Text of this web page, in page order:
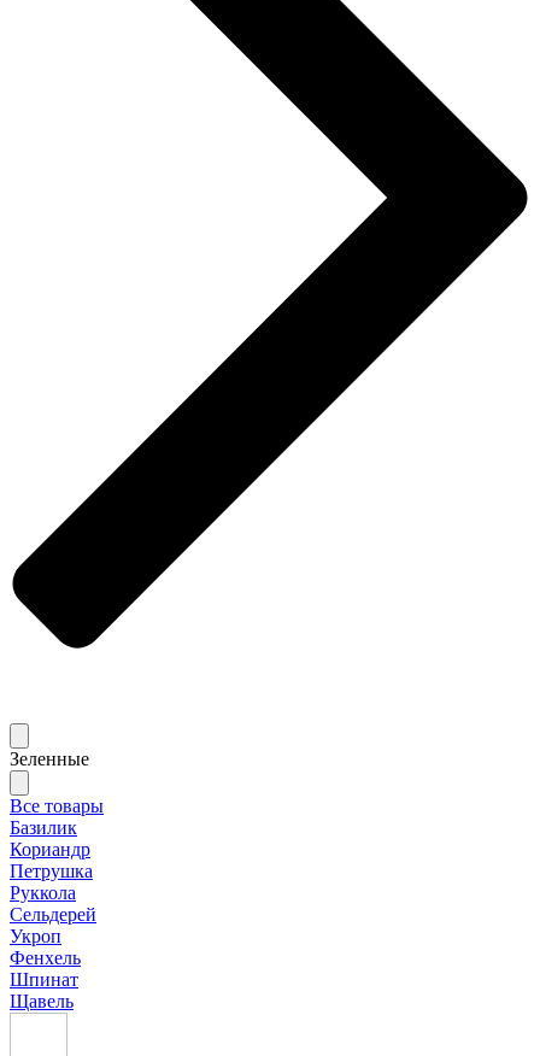
Зеленные
Все товары
Базилик
Кориандр
Петрушка
Руккола
Сельдерей
Укроп
Фенхель
Шпинат
Щавель